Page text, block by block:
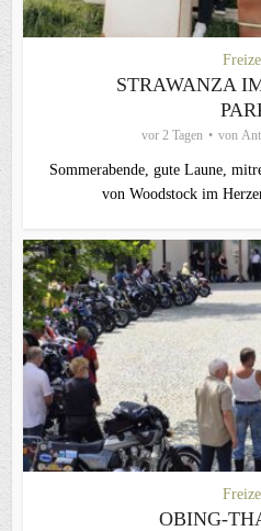
STRAWANZA
vor 2 Tagen von
Sommerabende, gute Laune,
von Woodstock im
OBING-